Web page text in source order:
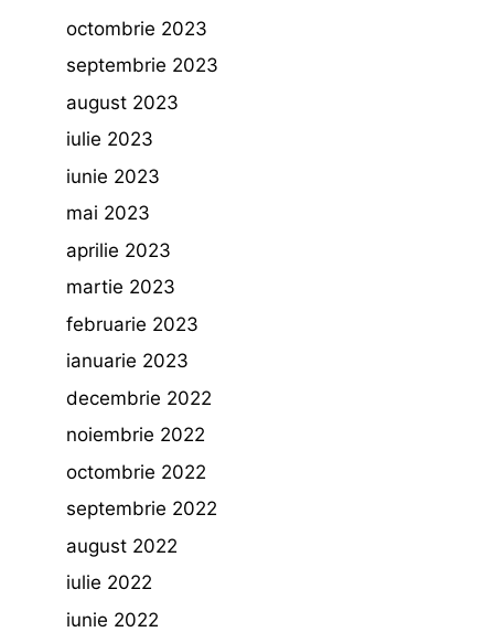
octombrie 2023
septembrie 2023
august 2023
iulie 2023
iunie 2023
mai 2023
aprilie 2023
martie 2023
februarie 2023
ianuarie 2023
decembrie 2022
noiembrie 2022
octombrie 2022
septembrie 2022
august 2022
iulie 2022
iunie 2022